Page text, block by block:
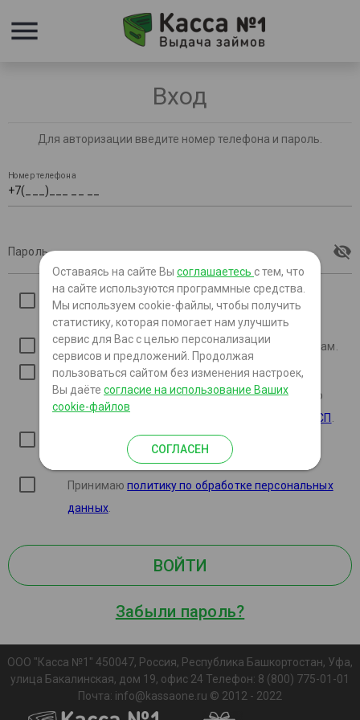
menu
Вход
Для авторизации введите номер телефона и пароль.
Номер телефона
Пароль visibility_off
* Даюcогласие на обработку персональных
данных.
* Даю согласие на передачу ПДн третьим лицам.
* Соглашаюсь на подписание документов
аналогом собственноручной подписи согласно
соглашения об использовании АСП
Ознакомлен с Правилами выдачи займов
Принимаюполитику по обработке персональных
данных.
ВОЙТИ
Забыли пароль?
ООО "Касса №1" 450047, Россия, Республика Башкортостан, Уфа,
улица Бакалинская, дом 19, офис 24 Телефон: 8 (800) 775-01-01
Почта: info@kassaone.ru © 2012 - 2022
Оставаясь на сайте Вы соглашаетесь с тем, что
на сайте используются программные средства.
Мы используем cookie-файлы, чтобы получить
статистику, которая помогает нам улучшить
сервис для Вас с целью персонализации
сервисов и предложений. Продолжая
пользоваться сайтом без изменения настроек,
Вы даёте согласие на использование Ваших
cookie-файлов
СОГЛАСЕН